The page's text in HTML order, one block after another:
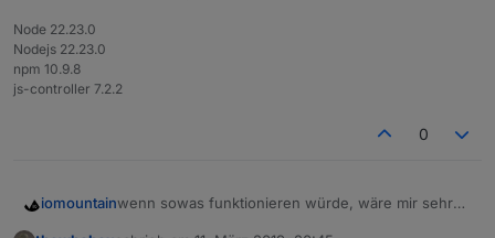
Node 22.23.0
Nodejs 22.23.0
npm 10.9.8
js-controller 7.2.2
0
iomountainwenn sowas funktionieren würde, wäre mir sehr